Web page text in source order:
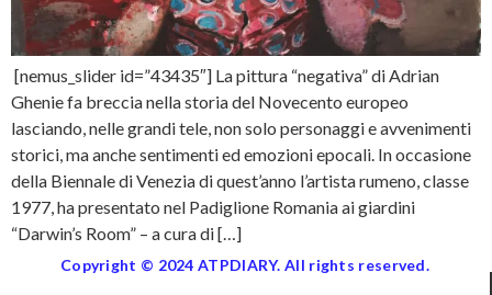
[nemus_slider id=”43435″] La pittura “negativa” di Adrian
Ghenie fa breccia nella storia del Novecento europeo
lasciando, nelle grandi tele, non solo personaggi e avvenimenti
storici, ma anche sentimenti ed emozioni epocali. In occasione
della Biennale di Venezia di quest’anno l’artista rumeno, classe
1977, ha presentato nel Padiglione Romania ai giardini
“Darwin’s Room” – a cura di […]
Copyright © 2024 ATPDIARY. All rights reserved.